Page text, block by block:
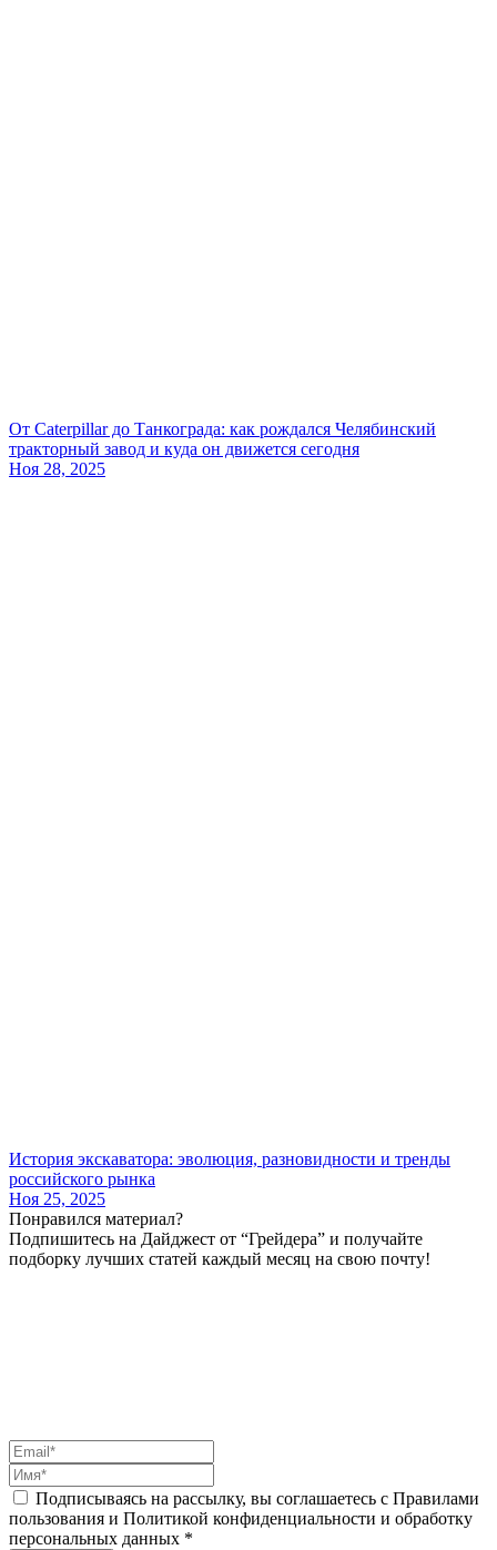
От Caterpillar до Танкограда: как рождался Челябинский
тракторный завод и куда он движется сегодня
Ноя 28, 2025
История экскаватора: эволюция, разновидности и тренды
российского рынка
Ноя 25, 2025
Понравился материал?
Подпишитесь на Дайджест от “Грейдера” и получайте
подборку лучших статей каждый месяц на свою почту!
Подписываясь на рассылку, вы соглашаетесь с Правилами
пользования и Политикой конфиденциальности и обработку
персональных данных *